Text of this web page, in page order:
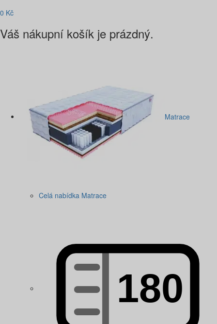
0 Kč
Váš nákupní košík je prázdný.
Matrace
Celá nabídka Matrace